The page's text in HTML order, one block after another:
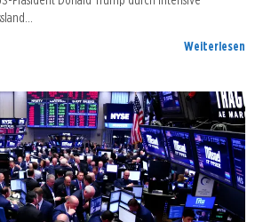
Weiterlesen